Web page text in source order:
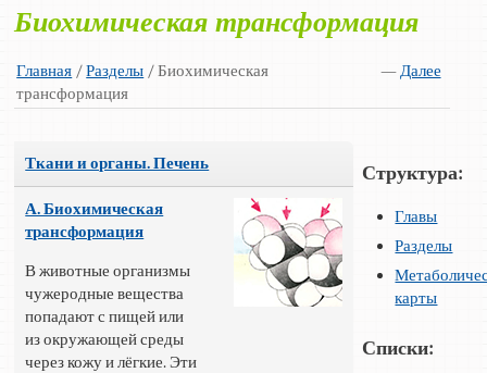
Биохимическая трансформация
Главная / —Далее
Разделы / Биохимическая
трансформация
Ткани и органы. Печень
А. Биохимическая
трансформация
В животные организмы
чужеродные вещества
попадают с пищей или
из окружающей среды
через кожу и лёгкие. Эти
Структура:
Главы
Разделы
карты
Списки: